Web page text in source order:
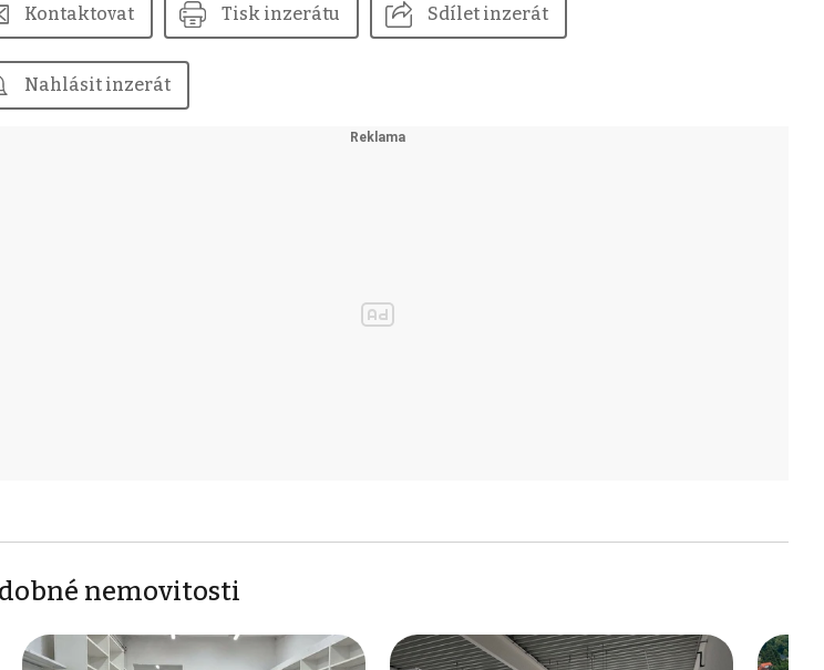
Kontaktovat Tisk inzerátu Sdílet inzerát
Nahlásit inzerát
nemovitosti